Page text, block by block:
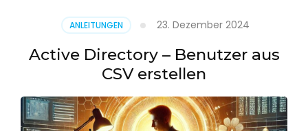
ANLEITUNGEN 23. Dezember 2024
Active Directory – Benutzer aus
CSV erstellen